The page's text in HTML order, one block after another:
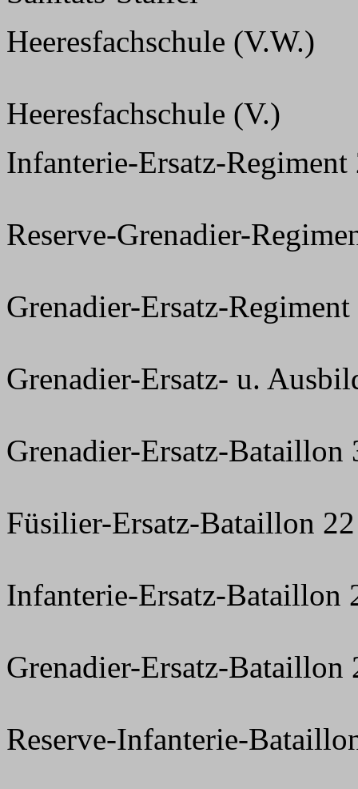
Heeresfachschule (V.W.)
Heeresfachschule (V.)
Infanterie-Ersatz-Regiment
Reserve-Grenadier-
Grenadier-Ersatz-
Grenadier-Ersatz- u.
Grenadier-Ersatz-Bataillon
Füsilier-Ersatz-Bataillon 22
Infanterie-Ersatz-Bataillon
Grenadier-Ersatz-Bataillon
Reserve-Infanterie-